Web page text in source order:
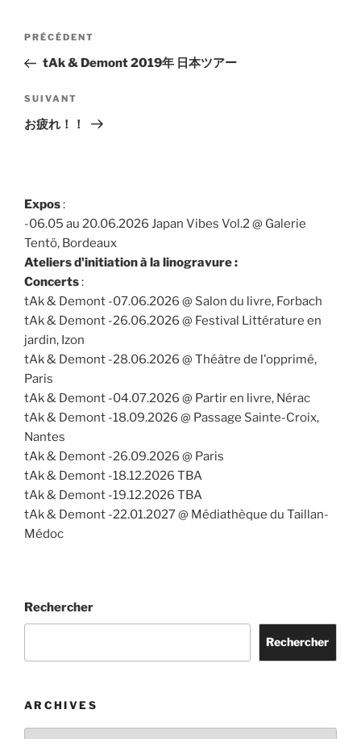
Navigation
l’article
Article
précédent
PRÉCÉDENT
tAk & Demont 2019年 日本ツアー
Article
suivant
SUIVANT
お疲れ！！
Expos:
-06.05 au 20.06.2026 Japan Vibes Vol.2 @ Galerie
Tentö, Bordeaux
Ateliers d'initiation à la linogravure :
Concerts:
tAk & Demont -07.06.2026 @ Salon du livre, Forbach
tAk & Demont -26.06.2026 @ Festival Littérature en
jardin, Izon
tAk & Demont -28.06.2026 @ Théâtre de l'opprimé,
Paris
tAk & Demont -04.07.2026 @ Partir en livre, Nérac
tAk & Demont -18.09.2026 @ Passage Sainte-Croix,
Nantes
tAk & Demont -26.09.2026 @ Paris
tAk & Demont -18.12.2026 TBA
tAk & Demont -19.12.2026 TBA
tAk & Demont -22.01.2027 @ Médiathèque du Taillan-
Médoc
Rechercher
Rechercher
ARCHIVES